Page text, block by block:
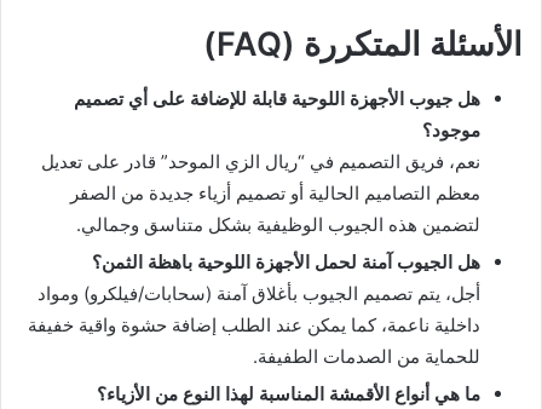
الأسئلة المتكررة (FAQ)
هل جيوب الأجهزة اللوحية قابلة للإضافة على أي تصميم
موجود؟
نعم، فريق التصميم في “ريال الزي الموحد” قادر على تعديل
معظم التصاميم الحالية أو تصميم أزياء جديدة من الصفر
لتضمين هذه الجيوب الوظيفية بشكل متناسق وجمالي.
هل الجيوب آمنة لحمل الأجهزة اللوحية باهظة الثمن؟
أجل، يتم تصميم الجيوب بأغلاق آمنة (سحابات/فيلكرو) ومواد
داخلية ناعمة، كما يمكن عند الطلب إضافة حشوة واقية خفيفة
للحماية من الصدمات الطفيفة.
ما هي أنواع الأقمشة المناسبة لهذا النوع من الأزياء؟